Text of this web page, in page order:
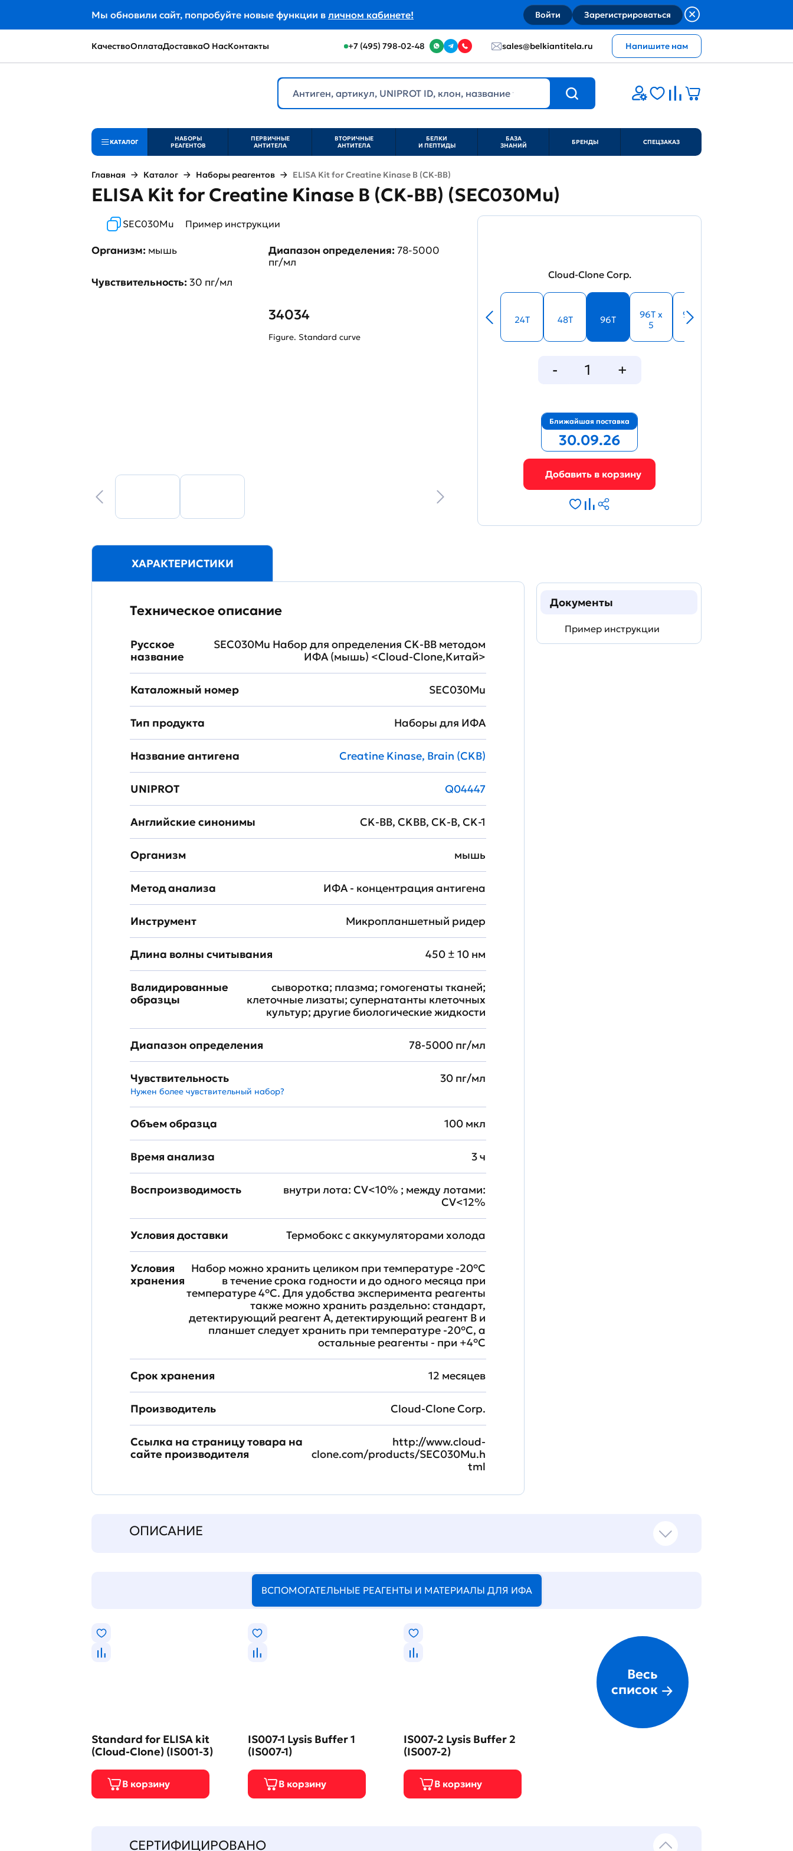
Мы обновили сайт, попробуйте новые функции в личном кабинете! Войти Зарегистрироваться
КачествоОплатаДоставкаО НасКонтакты +7 (495) 798-02-48 sales@belkiantitela.ru Напишите нам
КАТАЛОГ
НАБОРЫ
РЕАГЕНТОВ
ПЕРВИЧНЫЕ
АНТИТЕЛА
ВТОРИЧНЫЕ
АНТИТЕЛА
БЕЛКИ
И ПЕПТИДЫ
БАЗА
ЗНАНИЙ
БРЕНДЫ СПЕЦЗАКАЗ
Главная Каталог Наборы реагентов ELISA Kit for Creatine Kinase B (CK-BB)
ELISA Kit for Creatine Kinase B (CK-BB) (SEC030Mu)
SEC030Mu Пример инструкции
Организм: мышь Диапазон определения:78-5000
пг/мл
Чувствительность:30 пг/мл
34034
Figure. Standard curve
Cloud-Clone Corp.
24T 48T 96T
96T x
5
96T x
10
Ближайшая поставка
30.09.26
ХАРАКТЕРИСТИКИ
Техническое описание
Русское
название
SEC030Mu Набор для определения CK-BB методом
ИФА (мышь) <Cloud-Clone,Китай>
Каталожный номер SEC030Mu
Тип продукта Наборы для ИФА
Название антигена Creatine Kinase, Brain (CKB)
UNIPROT Q04447
Английские синонимы CK-BB, CKBB, CK-B, CK-1
Организм мышь
Метод анализа ИФА - концентрация антигена
Инструмент Микропланшетный ридер
Длина волны считывания 450 ± 10 нм
Валидированные
образцы
сыворотка; плазма; гомогенаты тканей;
клеточные лизаты; супернатанты клеточных
культур; другие биологические жидкости
Диапазон определения 78-5000 пг/мл
Чувствительность
Нужен более чувствительный набор?
30 пг/мл
Объем образца 100 мкл
Время анализа 3 ч
Воспроизводимость
внутри лота: CV<10% ; между лотами:
CV<12%
Условия доставки Термобокс с аккумуляторами холода
Условия
хранения
Набор можно хранить целиком при температуре -20°C
в течение срока годности и до одного месяца при
температуре 4°C. Для удобства эксперимента реагенты
также можно хранить раздельно: стандарт,
детектирующий реагент A, детектирующий реагент B и
планшет следует хранить при температуре -20°C, а
остальные реагенты - при +4°С
Срок хранения 12 месяцев
Производитель Cloud-Clone Corp.
Ссылка на страницу товара на
сайте производителя
http://www.cloud-
clone.com/products/SEC030Mu.h
tml
Документы
Пример инструкции
ОПИСАНИЕ
ВСПОМОГАТЕЛЬНЫЕ РЕАГЕНТЫ И МАТЕРИАЛЫ ДЛЯ ИФА
Standard for ELISA kit
(Cloud-Clone) (IS001-3)
IS007-1 Lysis Buffer 1
(IS007-1)
IS007-2 Lysis Buffer 2
(IS007-2)
Весь
список
СЕРТИФИЦИРОВАНО